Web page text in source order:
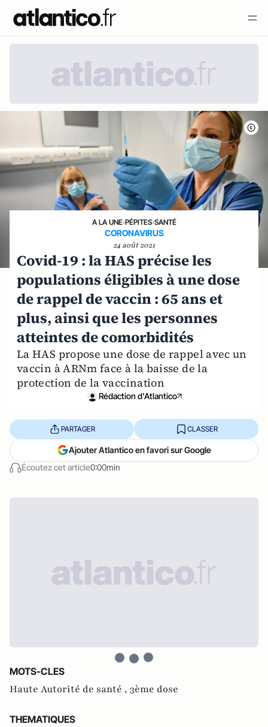
A LA UNE›PÉPITES›SANTÉ
CORONAVIRUS
24 août 2021
Covid-19 : la HAS précise les
populations éligibles à une dose
de rappel de vaccin : 65 ans et
plus, ainsi que les personnes
atteintes de comorbidités
La HAS propose une dose de rappel avec un
vaccin à ARNm face à la baisse de la
protection de la vaccination
Rédaction d'Atlantico
Écoutez cet article0:00min
PARTAGER CLASSER
Ajouter Atlantico en favori sur Google
MOTS-CLES
Haute Autorité de santé , 3ème dose
THEMATIQUES